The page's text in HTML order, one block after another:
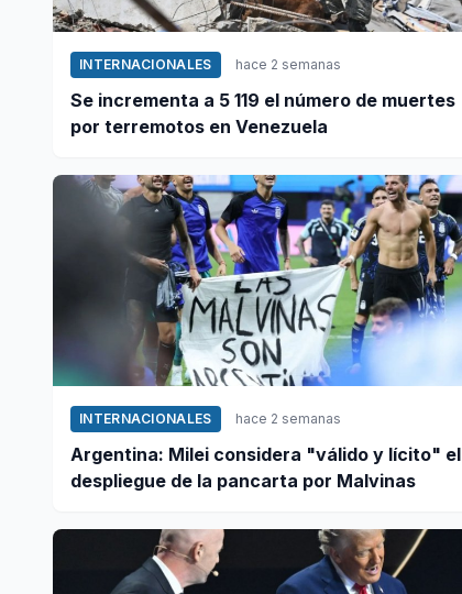
INTERNACIONALES hace 2 semanas
Se incrementa a 5 119 el número de muertes
por terremotos en Venezuela
INTERNACIONALES hace 2 semanas
Argentina: Milei considera "válido y lícito" el
despliegue de la pancarta por Malvinas